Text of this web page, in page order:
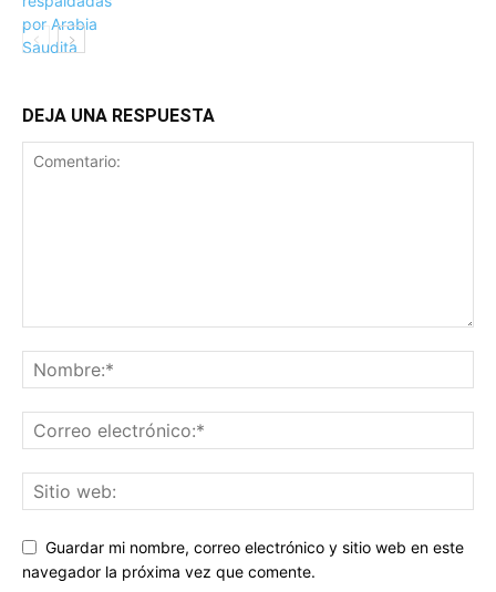
DEJA UNA RESPUESTA
Guardar mi nombre, correo electrónico y sitio web en este
navegador la próxima vez que comente.